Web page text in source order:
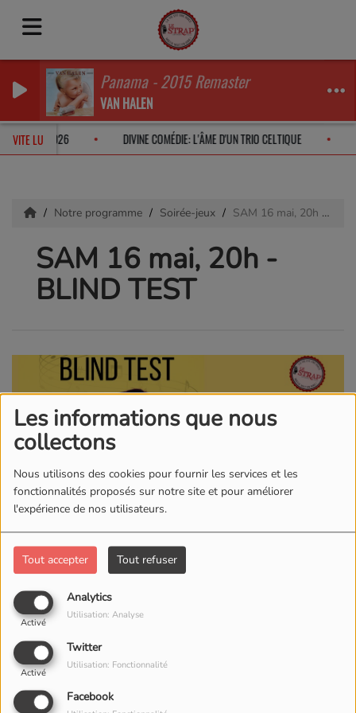
Les informations que nous
collectons
Nous utilisons des cookies pour fournir les services et les
fonctionnalités proposés sur notre site et pour améliorer
l'expérience de nos utilisateurs.
Tout accepter Tout refuser
Analytics
Activé
Utilisation: Analyse
Twitter
Activé
Utilisation: Fonctionnalité
Facebook
Panama - 2015 Remaster
VAN HALEN
VITE LU
ROCHE EN 2026 DIVINE COMÉDIE: L'ÂME D'UN TRIO CELTIQUE
Notre programme Soirée-jeux SAM 16 mai, 20h - BLIND TEST
SAM 16 mai, 20h -
BLIND TEST
Le 16 mai 2026
20:00 - 22:30
LE STRAP'
Rue de Morat 1
réflexion et vous devrez découvrir interprètes et titres de